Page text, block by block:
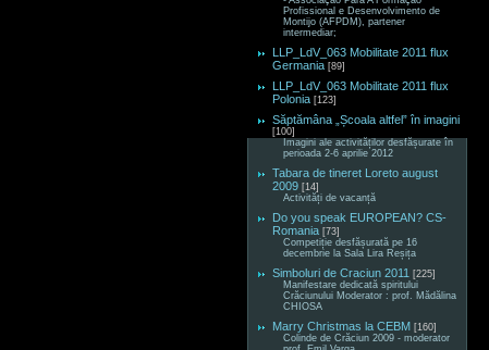
Profissional e Desenvolvimento de
Montijo (AFPDM), partener
intermediar;
LLP_LdV_063 Mobilitate 2011 flux
Germania [89]
LLP_LdV_063 Mobilitate 2011 flux
Polonia [123]
Săptămâna „Școala altfel” în imagini
[100]
Imagini ale activităților desfășurate în
perioada 2-6 aprilie 2012
Tabara de tineret Loreto august
2009 [14]
Activități de vacanță
Do you speak EUROPEAN? CS-
Romania [73]
Competiție desfășurată pe 16
decembrie la Sala Lira Reșița
Simboluri de Craciun 2011 [225]
Manifestare dedicată spiritului
Crăciunului Moderator : prof. Mădălina
CHIOSA
Marry Christmas la CEBM [160]
Colinde de Crăciun 2009 - moderator